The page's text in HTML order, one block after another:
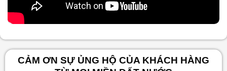
CẢM ƠN SỰ ỦNG HỘ CỦA KHÁCH HÀNG